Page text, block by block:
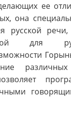
ее
она
русской
для